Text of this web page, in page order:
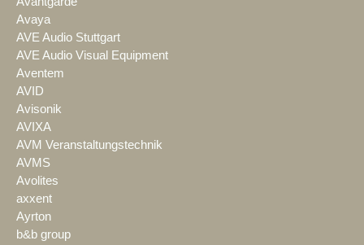
Avaya
AVE Audio Stuttgart
AVE Audio Visual Equipment
Aventem
AVID
Avisonik
AVIXA
AVM Veranstaltungstechnik
AVMS
Avolites
axxent
Ayrton
b&b group